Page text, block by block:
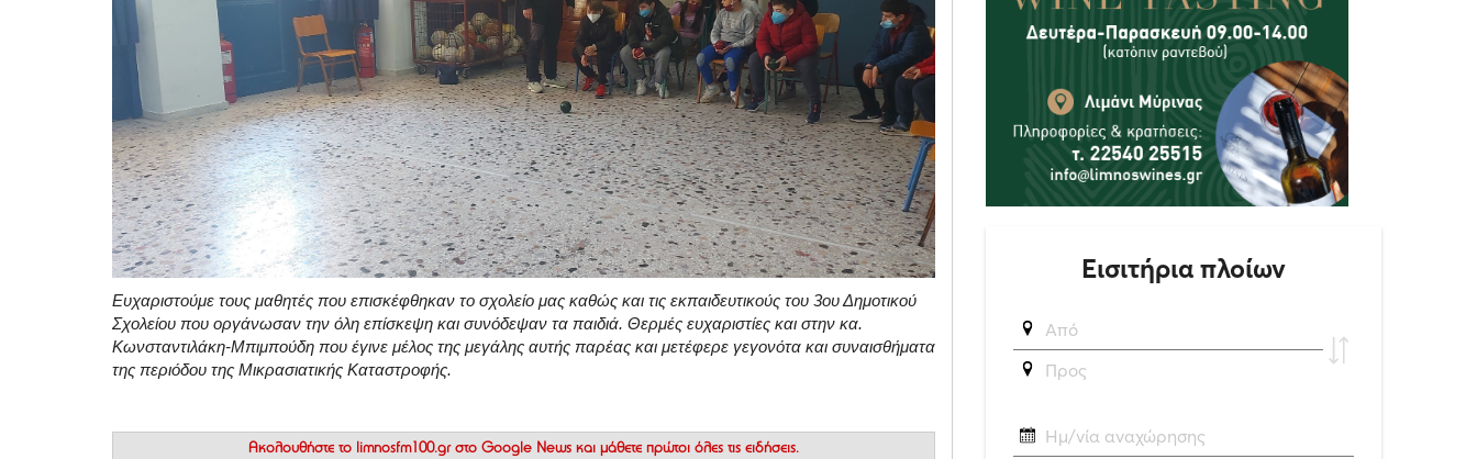
Ευχαριστούμε τους μαθητές που επισκέφθηκαν το σχολείο μας καθώς και τις εκπαιδευτικούς του 3ου Δημοτικού
Σχολείου που οργάνωσαν την όλη επίσκεψη και συνόδεψαν τα παιδιά. Θερμές ευχαριστίες και στην κα.
Κωνσταντιλάκη-Μπιμπούδη που έγινε μέλος της μεγάλης αυτής παρέας και μετέφερε γεγονότα και συναισθήματα
της περιόδου της Μικρασιατικής Καταστροφής.
Ακολουθήστε το limnosfm100.gr στο Google News και μάθετε πρώτοι όλες τις ειδήσεις.